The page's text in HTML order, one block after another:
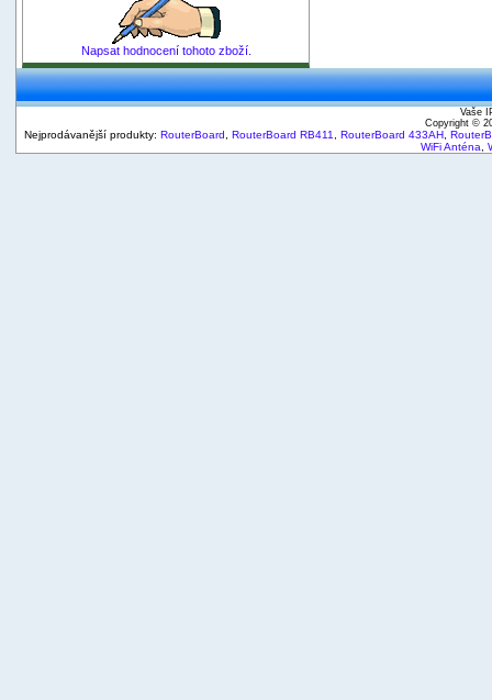
Napsat hodnocení tohoto zboží.
Vaše
Copyright ©
Nejprodávanější produkty: RouterBoard RouterBoard RB411 RouterBoard 433AH
WiFi Anténa